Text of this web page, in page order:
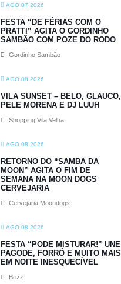
AGO 07 2026
FESTA “DE FÉRIAS COM O
PRATTI” AGITA O GORDINHO
SAMBÃO COM POZE DO RODO
Gordinho Sambão
AGO 08 2026
VILA SUNSET – BELO, GLAUCO,
PELE MORENA E DJ LUUH
Shopping Vila Velha
AGO 08 2026
RETORNO DO “SAMBA DA
MOON” AGITA O FIM DE
SEMANA NA MOON DOGS
CERVEJARIA
Cervejaria Moondogs
AGO 08 2026
FESTA “PODE MISTURAR!” UNE
PAGODE, FORRÓ E MUITO MAIS
EM NOITE INESQUECÍVEL
Brizz